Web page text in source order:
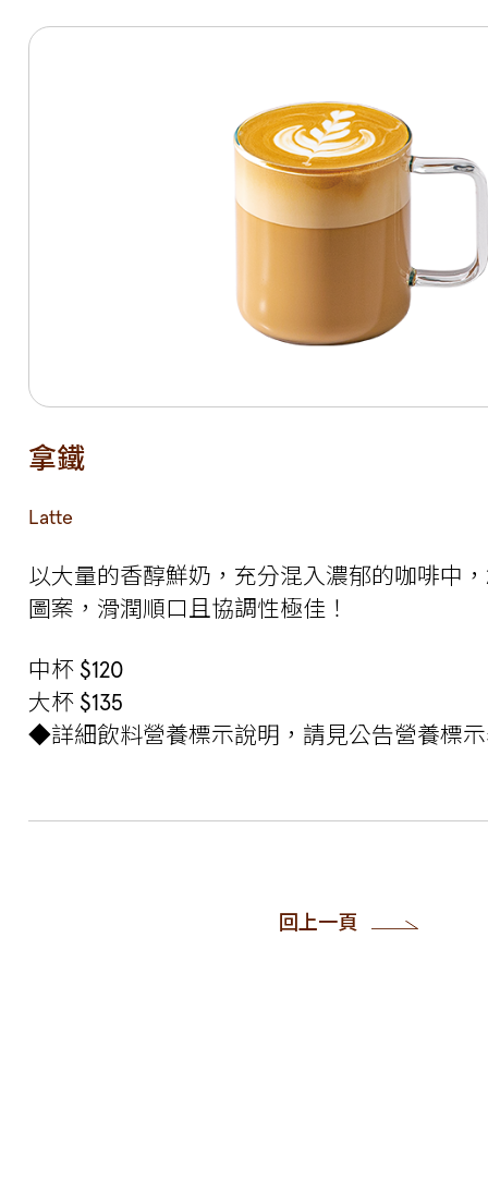
拿鐵
Latte
以大量的香醇鮮奶，充分混入濃郁的咖啡中
圖案，滑潤順口且協調性極佳！
中杯 $120
大杯 $135
◆詳細飲料營養標示說明，請見公告營養標
回上一頁